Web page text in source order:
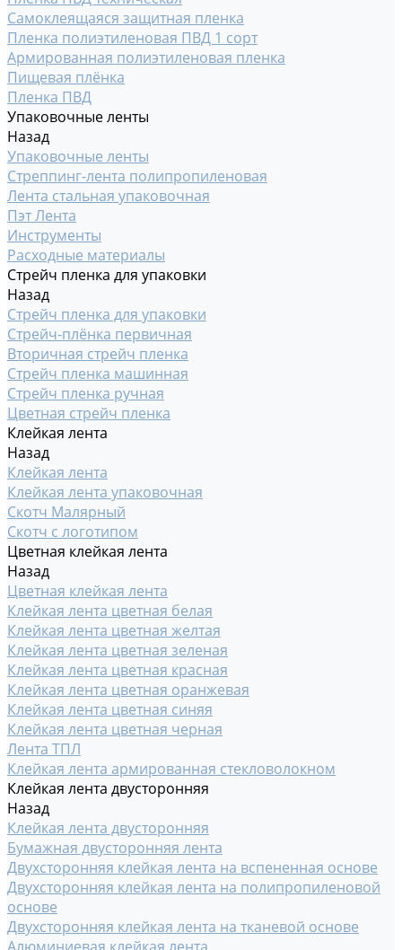
Самоклеящаяся защитная пленка
Пленка полиэтиленовая ПВД 1 сорт
Армированная полиэтиленовая пленка
Пищевая плёнка
Пленка ПВД
Упаковочные ленты
Назад
Упаковочные ленты
Стреппинг-лента полипропиленовая
Лента стальная упаковочная
Пэт Лента
Инструменты
Расходные материалы
Стрейч пленка для упаковки
Назад
Стрейч пленка для упаковки
Стрейч-плёнка первичная
Вторичная стрейч пленка
Стрейч пленка машинная
Стрейч пленка ручная
Цветная стрейч пленка
Клейкая лента
Назад
Клейкая лента
Клейкая лента упаковочная
Скотч Малярный
Скотч с логотипом
Цветная клейкая лента
Назад
Цветная клейкая лента
Клейкая лента цветная белая
Клейкая лента цветная желтая
Клейкая лента цветная зеленая
Клейкая лента цветная красная
Клейкая лента цветная оранжевая
Клейкая лента цветная синяя
Клейкая лента цветная черная
Лента ТПЛ
Клейкая лента армированная стекловолокном
Клейкая лента двусторонняя
Назад
Клейкая лента двусторонняя
Бумажная двусторонняя лента
Двухсторонняя клейкая лента на вспененная основе
Двухсторонняя клейкая лента на полипропиленовой
основе
Двухсторонняя клейкая лента на тканевой основе